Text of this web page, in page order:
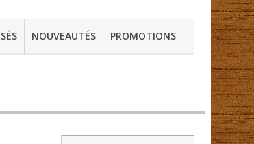
NOUVEAUTÉS PROMOTIONS